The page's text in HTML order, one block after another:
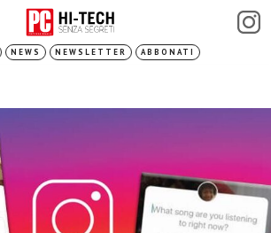
NEWS NEWSLETTER ABBONATI